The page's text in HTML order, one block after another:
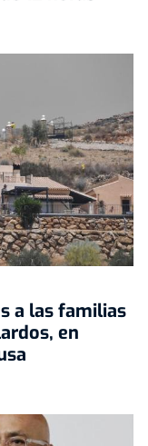
a las familias
en